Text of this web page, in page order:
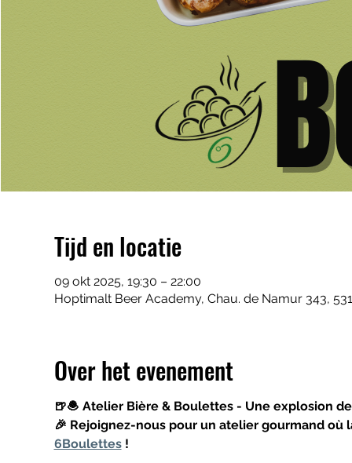
Tijd en locatie
09 okt 2025, 19:30 – 22:00
Hoptimalt Beer Academy, Chau. de Namur 343,
Over het evenement
🍺🧆 Atelier Bière & Boulettes - Une explosion
🎉 Rejoignez-nous pour un atelier gourmand
6Boulettes !